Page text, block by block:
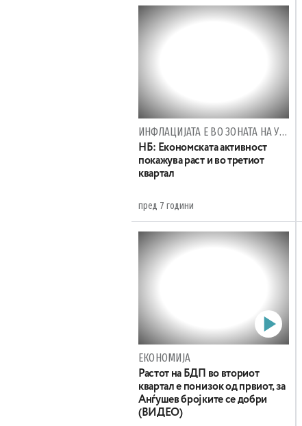
ИНФЛАЦИЈАТА Е ВО ЗОНАТА НА УМЕРЕНИ ПРОМЕНИ
НБ: Економската активност
покажува раст и во третиот
квартал
пред 7 години
ЕКОНОМИЈА
Растот на БДП во вториот
квартал е понизок од првиот, за
Анѓушев бројките се добри
(ВИДЕО)